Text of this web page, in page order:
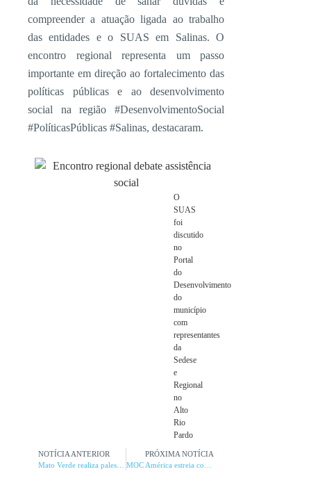
compreender a atuação ligada ao trabalho
das entidades e o SUAS em Salinas. O
encontro regional representa um passo
importante em direção ao fortalecimento das
políticas públicas e ao desenvolvimento
social na região #DesenvolvimentoSocial
#PolíticasPúblicas #Salinas, destacaram.
O
SUAS
foi
discutido
no
Portal
do
Desenvolvimento
do
município
com
representantes
da
Sedese
e
Regional
no
Alto
Rio
Pardo
NOTÍCIA ANTERIOR
PRÓXIMA NOTÍCIA